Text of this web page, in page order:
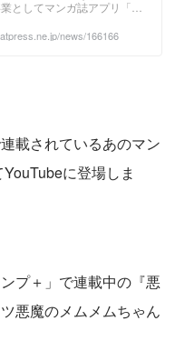
VTuber化
としてマンガ誌アプリ「少
化する事業をリリース...
news/166166
載されているあのマン
に登場しま
プ＋」で連載中の『悪
悪魔のメムメムちゃん